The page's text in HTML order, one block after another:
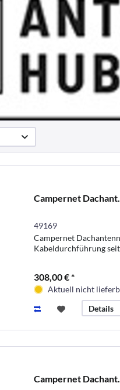
Campernet
49169
Campernet
Kabeldurchführung
308,00 € *
Aktuell nicht
Details
Campernet